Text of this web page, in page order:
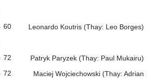
Leonardo Koutris (Thay: Leo Borges)
60
Patryk Paryzek (Thay: Paul Mukairu)
72
Maciej Wojciechowski (Thay: Adrian
72